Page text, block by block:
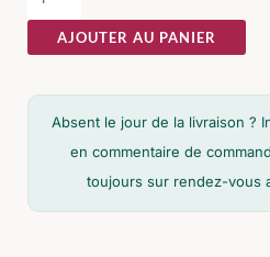
Tissu-
Métal
AJOUTER AU PANIER
Absent le jour de la livraison ?
en commentaire de
toujours sur rendez-vous